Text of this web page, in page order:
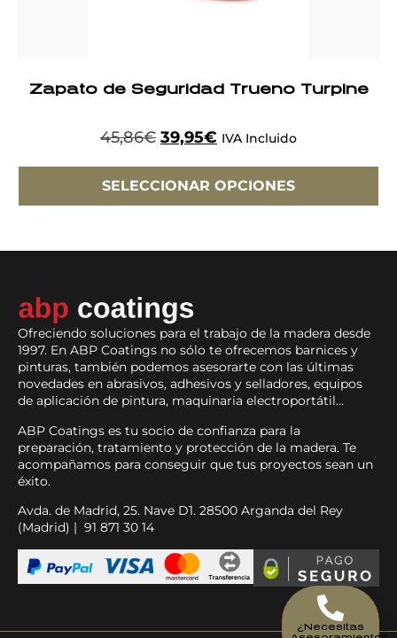
¿Necesitas
Zapato de Seguridad Trueno Turpine
45,86€ 39,95€ IVA Incluido
SELECCIONAR OPCIONES
Ofreciendo soluciones para el trabajo de la madera desde
1997. En ABP Coatings no sólo te ofrecemos barnices y
pinturas, también podemos asesorarte con las últimas
novedades en abrasivos, adhesivos y selladores, equipos
de aplicación de pintura, maquinaria electroportátil…
ABP Coatings es tu socio de confianza para la
preparación, tratamiento y protección de la madera. Te
acompañamos para conseguir que tus proyectos sean un
éxito.
Avda. de Madrid, 25. Nave D1. 28500 Arganda del Rey
(Madrid) | 91 871 30 14